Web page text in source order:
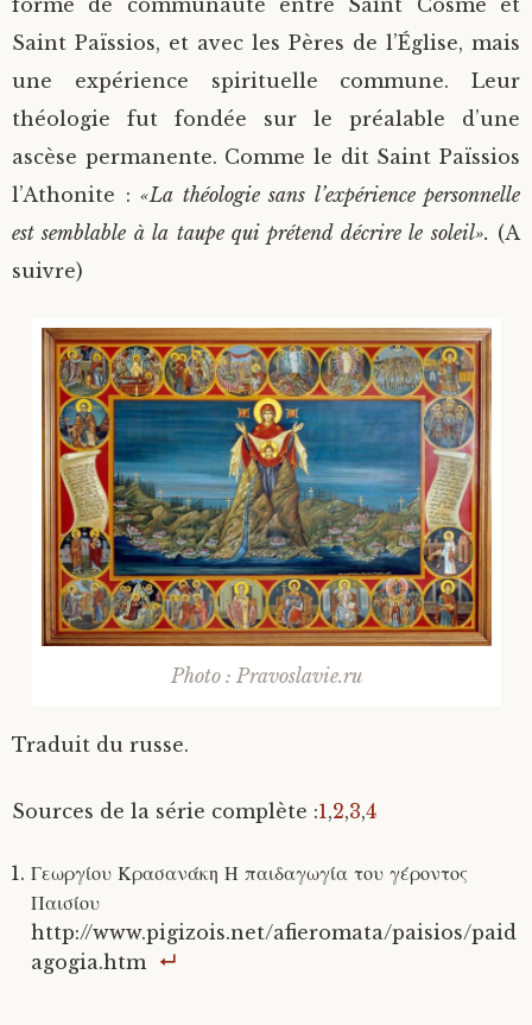
forme de communauté entre Saint Cosme et
Saint Païssios, et avec les Pères de l’Église, mais
une expérience spirituelle commune. Leur
théologie fut fondée sur le préalable d’une
ascèse permanente. Comme le dit Saint Païssios
l’Athonite : «La théologie sans l’expérience personnelle
est semblable à la taupe qui prétend décrire le soleil». (A
suivre)
Photo : Pravoslavie.ru
Traduit du russe.
Sources de la série complète :1 ,2,3,4
Γεωργίου Κρασανάκη Η παιδαγωγία του γέροντος
Παισίου
http://www.pigizois.net/afieromata/paisios/paid
agogia.htm